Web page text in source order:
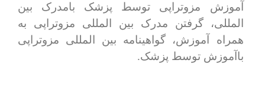
آموزش مزوتراپی توسط پزشک بامدرک بین
المللی، گرفتن مدرک بین المللی مزوتراپی به
همراه آموزش، گواهینامه بین المللی مزوتراپی
باآموزش توسط پزشک.